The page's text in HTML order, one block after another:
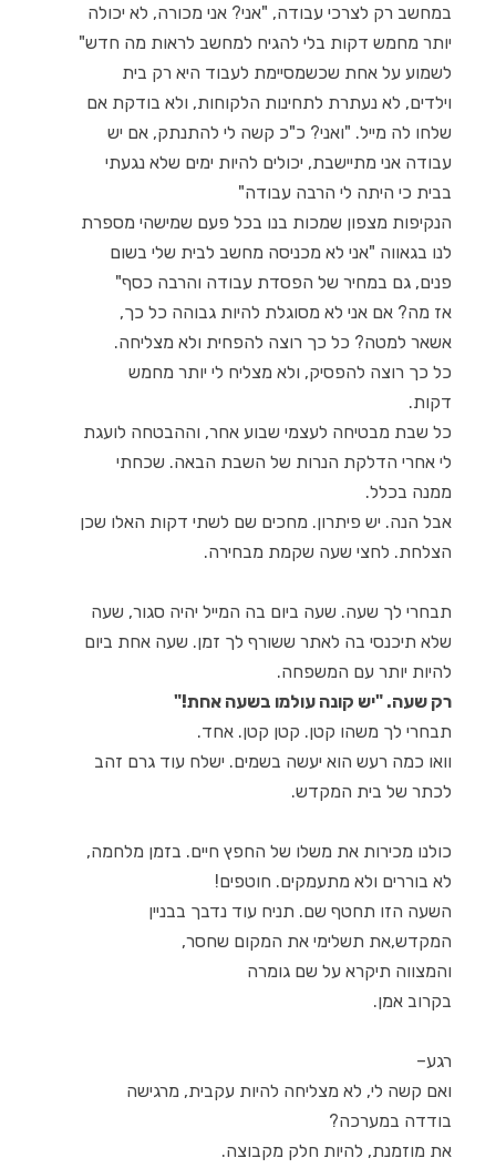
במחשב רק לצרכי עבודה, "אני? אני מכורה, לא יכולה
יותר מחמש דקות בלי להגיח למחשב לראות מה חדש"
לשמוע על אחת שכשמסיימת לעבוד היא רק בית
וילדים, לא נעתרת לתחינות הלקוחות, ולא בודקת אם
שלחו לה מייל. "ואני? כ"כ קשה לי להתנתק, אם יש
עבודה אני מתיישבת, יכולים להיות ימים שלא נגעתי
בבית כי היתה לי הרבה עבודה"
הנקיפות מצפון שמכות בנו בכל פעם שמישהי מספרת
לנו בגאווה "אני לא מכניסה מחשב לבית שלי בשום
פנים, גם במחיר של הפסדת עבודה והרבה כסף"
אז מה? אם אני לא מסוגלת להיות גבוהה כל כך,
אשאר למטה? כל כך רוצה להפחית ולא מצליחה.
כל כך רוצה להפסיק, ולא מצליח לי יותר מחמש
דקות.
כל שבת מבטיחה לעצמי שבוע אחר, וההבטחה לועגת
לי אחרי הדלקת הנרות של השבת הבאה. שכחתי
ממנה בכלל.
אבל הנה. יש פיתרון. מחכים שם לשתי דקות האלו שכן
הצלחת. לחצי שעה שקמת מבחירה.
תבחרי לך שעה. שעה ביום בה המייל יהיה סגור, שעה
שלא תיכנסי בה לאתר ששורף לך זמן. שעה אחת ביום
להיות יותר עם המשפחה.
רק שעה. "יש קונה עולמו בשעה אחת!"
תבחרי לך משהו קטן. קטן קטן. אחד.
וואו כמה רעש הוא יעשה בשמים. ישלח עוד גרם זהב
לכתר של בית המקדש.
כולנו מכירות את משלו של החפץ חיים. בזמן מלחמה,
לא בוררים ולא מתעמקים. חוטפים!
השעה הזו תחטף שם. תניח עוד נדבך בבניין
המקדש,את תשלימי את המקום שחסר,
והמצווה תיקרא על שם גומרה
בקרוב אמן.
רגע–
ואם קשה לי, לא מצליחה להיות עקבית, מרגישה
בודדה במערכה?
את מוזמנת, להיות חלק מקבוצה.